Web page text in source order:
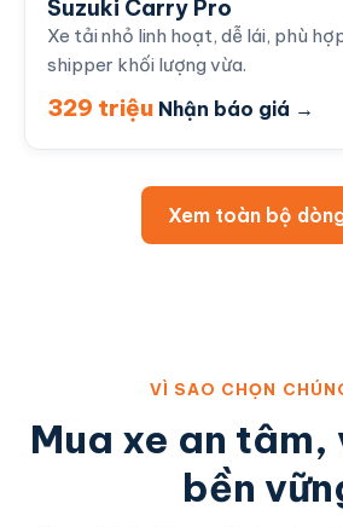
Suzuki Carry Pro
Xe tải nhỏ linh hoạt, dễ lái, phù
shipper khối lượng vừa.
329 triệu Nhận báo giá →
Xem toàn bộ
VÌ SAO CHỌN
Mua xe an tâm,
bền